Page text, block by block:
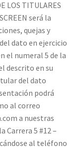
LOS TITULARES
será la
quejas y
dato en ejercicio
el numeral 5 de la
descrito en su
del dato
podrá
al correo
a nuestras
Carrera 5 #12 –
al teléfono